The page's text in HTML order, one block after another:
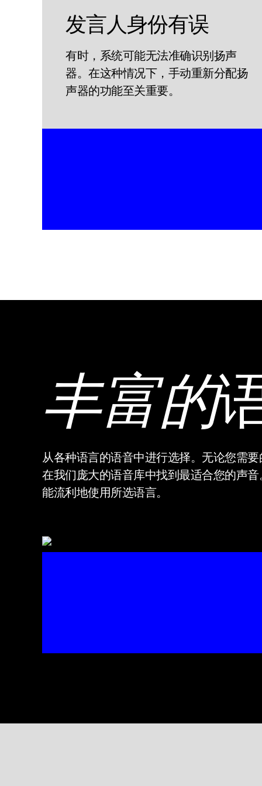
发言人身份有误
有时，系统可能无法准确识别扬声
器。在这种情况下，手动重新分配扬
声器的功能至关重要。
丰富的
从各种语言的语音中进行选择。无论您需
在我们庞大的语音库中找到最适合您的声
能流利地使用所选语言。